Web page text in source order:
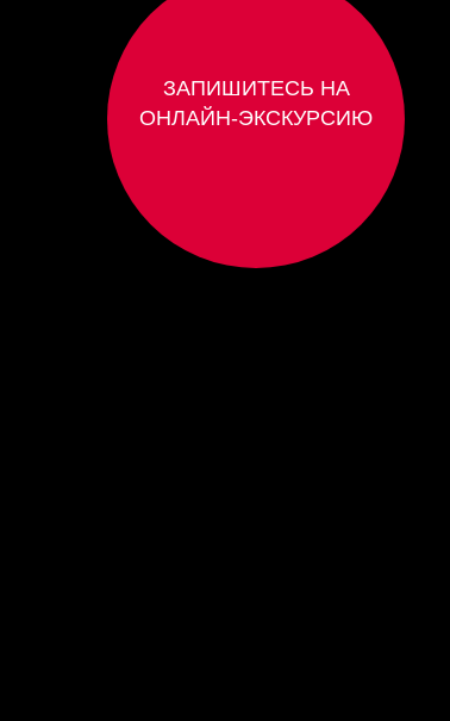
на обработку
обработки
Лайфхаки: 10 способов
продвижения клипов
ЗАПИШИТЕСЬ НА
ОНЛАЙН-ЭКСКУРСИЮ